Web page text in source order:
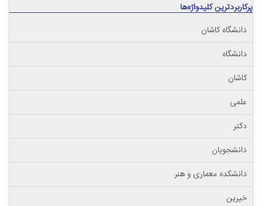
پرکاربردترین کلیدواژه‌ها
دانشگاه کاشان
دانشگاه
کاشان
علمی
دکتر
دانشجویان
دانشکده معماری و هنر
خیرین